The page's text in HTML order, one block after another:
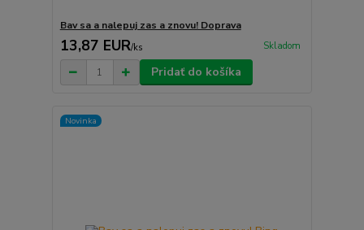
Bav sa a nalepuj zas a znovu! Doprava
13,87 EUR/ks Skladom
Pridať do košíka
Novinka